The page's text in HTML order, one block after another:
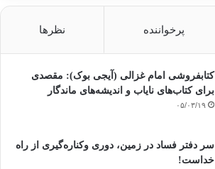
پرخواننده نظرها
کتابفروشی امام غزالی (آیجی بوک): مقصدی
برای کتاب‌های نایاب و اندیشه‌های ماندگار
۰۵/۰۳/۱۹
سر دفتر فساد در زمین‌، دوری وکناره‌گیری از راه
خداست‌!